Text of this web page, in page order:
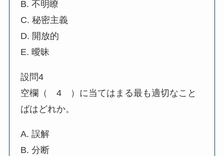
B. 不明瞭
C. 秘密主義
D. 開放的
E. 曖昧
設問4
空欄（ 4 ）に当てはまる最も適切なこと
ばはどれか。
A. 誤解
B. 分断